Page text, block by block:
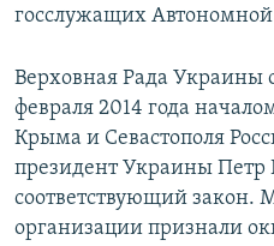
госслужащих
Верховная Рада Украины
февраля 2014 года
Крыма и Севастополя
президент Украины Петр
соответствующий закон.
организации признали